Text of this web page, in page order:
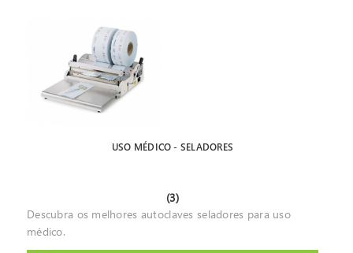
USO MÉDICO - SELADORES
(3)
Descubra os melhores autoclaves seladores para uso
médico.